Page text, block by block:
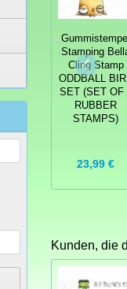
Gummistempel
Stamping
Cling Stamp
ODDBALL
SET (SET OF
RUBBER
STAMPS)
23,99 €
Kunden, die